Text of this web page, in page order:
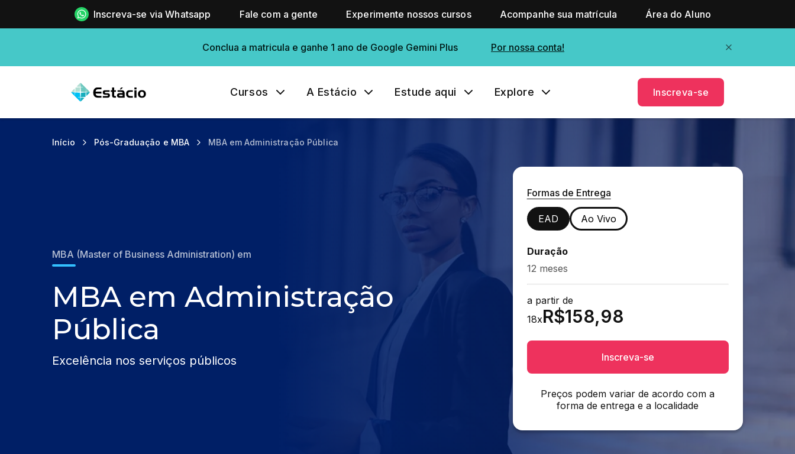
Inscreva-se via Whatsapp Fale com a gente Experimente nossos cursos Acompanhe sua matrícula Área do Aluno
Conclua a matricula e ganhe 1 ano de Google Gemini Plus Por nossa conta!
Cursos A Estácio Estude aqui Explore Inscreva-se
Início Pós-Graduação e MBA MBA em Administração Pública
MBA (Master of Business Administration) em
MBA em Administração
Pública
Excelência nos serviços públicos
Formas de Entrega
EAD Ao Vivo
Duração
12 meses
a partir de
18xR$158,98
Inscreva-se
Preços podem variar de acordo com a
forma de entrega e a localidade